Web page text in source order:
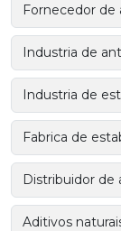
Fornecedor de
Industria de
Industria de
Fabrica de
Distribuidor de
Aditivos